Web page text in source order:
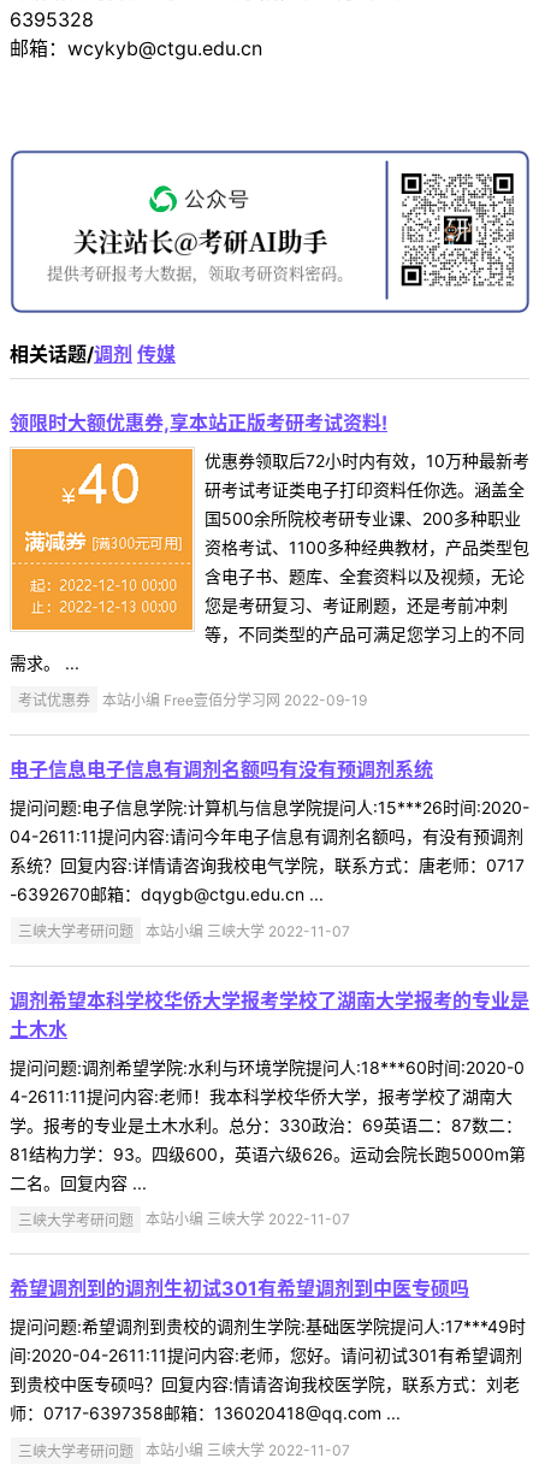
6395328
邮箱：wcykyb@ctgu.edu.cn
相关话题/调剂 传媒
领限时大额优惠券,享本站正版考研考试资料!
优惠券领取后72小时内有效，10万种最新考
研考试考证类电子打印资料任你选。涵盖全
国500余所院校考研专业课、200多种职业
资格考试、1100多种经典教材，产品类型包
含电子书、题库、全套资料以及视频，无论
您是考研复习、考证刷题，还是考前冲刺
等，不同类型的产品可满足您学习上的不同
需求。 ...
考试优惠券 本站小编 Free壹佰分学习网 2022-09-19
电子信息电子信息有调剂名额吗有没有预调剂系统
提问问题:电子信息学院:计算机与信息学院提问人:15***26时间:2020-
04-2611:11提问内容:请问今年电子信息有调剂名额吗，有没有预调剂
系统？回复内容:详情请咨询我校电气学院，联系方式：唐老师：0717
-6392670邮箱：dqygb@ctgu.edu.cn ...
三峡大学考研问题 本站小编 三峡大学 2022-11-07
调剂希望本科学校华侨大学报考学校了湖南大学报考的专业是
土木水
提问问题:调剂希望学院:水利与环境学院提问人:18***60时间:2020-0
4-2611:11提问内容:老师！我本科学校华侨大学，报考学校了湖南大
学。报考的专业是土木水利。总分：330政治：69英语二：87数二：
81结构力学：93。四级600，英语六级626。运动会院长跑5000m第
二名。回复内容 ...
三峡大学考研问题 本站小编 三峡大学 2022-11-07
希望调剂到的调剂生初试301有希望调剂到中医专硕吗
提问问题:希望调剂到贵校的调剂生学院:基础医学院提问人:17***49时
间:2020-04-2611:11提问内容:老师，您好。请问初试301有希望调剂
到贵校中医专硕吗？回复内容:情请咨询我校医学院，联系方式：刘老
师：0717-6397358邮箱：136020418@qq.com ...
三峡大学考研问题 本站小编 三峡大学 2022-11-07